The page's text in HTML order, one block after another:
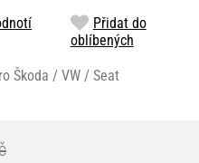
Přidat do
oblíbených
Škoda / VW / Seat